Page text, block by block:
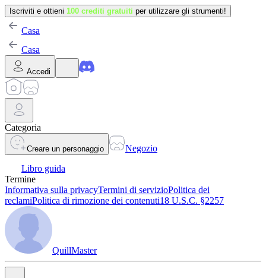
Iscriviti e ottieni 100 crediti gratuiti per utilizzare gli strumenti!
Casa
Casa
Accedi
Categoria
Creare un personaggio
Negozio
Libro guida
Termine
Informativa sulla privacyTermini di servizioPolitica dei
reclamiPolitica di rimozione dei contenuti18 U.S.C. §2257
QuillMaster